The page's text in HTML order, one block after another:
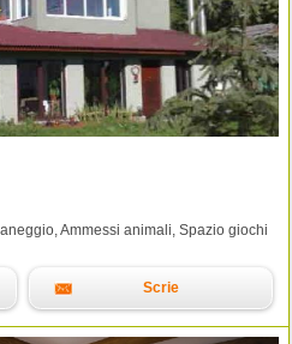
Ammessi animali, Spazio giochi
Scrie